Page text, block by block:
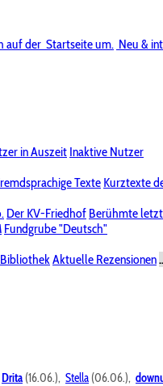
auf der Startseite um. Neu &
in Auszeit Inaktive Nutzer
Texte Kurztexte
Der KV-Friedhof Berühmte
Fundgrube "Deutsch"
Aktuelle Rezensionen
Drita (16.06.), Stella (06.06.),